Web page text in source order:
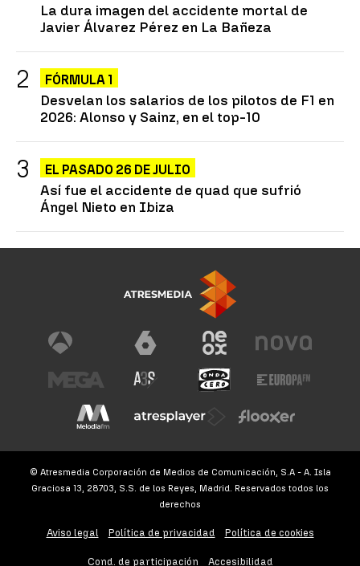
La dura imagen del accidente mortal de
Javier Álvarez Pérez en La Bañeza
FÓRMULA 1
Desvelan los salarios de los pilotos de F1 en
2026: Alonso y Sainz, en el top-10
EL PASADO 26 DE JULIO
Así fue el accidente de quad que sufrió
Ángel Nieto en Ibiza
© Atresmedia Corporación de Medios de Comunicación, S.A - A. Isla
Graciosa 13, 28703, S.S. de los Reyes, Madrid. Reservados todos los
derechos
Aviso legal Política de privacidad Política de cookies
Cond. de participación Accesibilidad